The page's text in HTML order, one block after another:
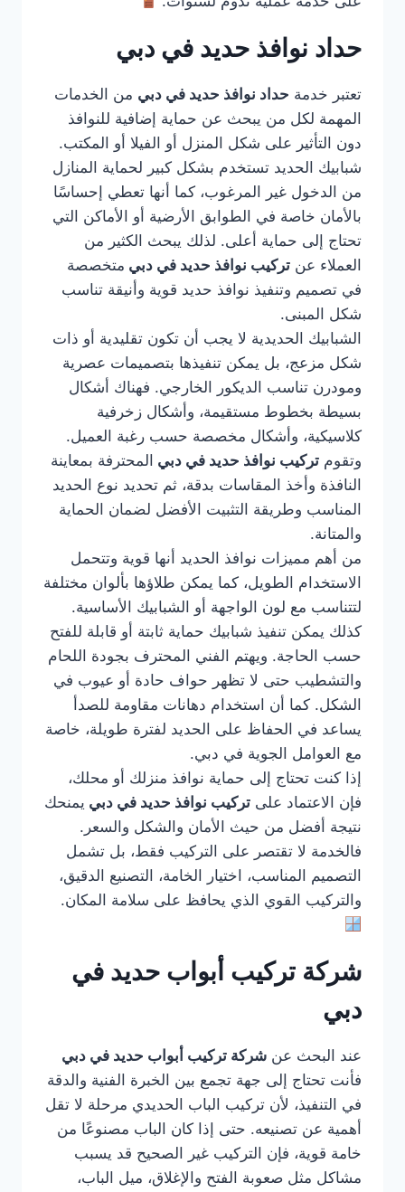
حداد نوافذ حديد في دبي
تعتبر خدمة حداد نوافذ حديد في دبي من الخدمات
المهمة لكل من يبحث عن حماية إضافية للنوافذ
دون التأثير على شكل المنزل أو الفيلا أو المكتب.
شبابيك الحديد تستخدم بشكل كبير لحماية المنازل
من الدخول غير المرغوب، كما أنها تعطي إحساسًا
بالأمان خاصة في الطوابق الأرضية أو الأماكن التي
تحتاج إلى حماية أعلى. لذلك يبحث الكثير من
العملاء عن تركيب نوافذ حديد في دبي متخصصة
في تصميم وتنفيذ نوافذ حديد قوية وأنيقة تناسب
شكل المبنى.
الشبابيك الحديدية لا يجب أن تكون تقليدية أو ذات
شكل مزعج، بل يمكن تنفيذها بتصميمات عصرية
ومودرن تناسب الديكور الخارجي. فهناك أشكال
بسيطة بخطوط مستقيمة، وأشكال زخرفية
كلاسيكية، وأشكال مخصصة حسب رغبة العميل.
وتقوم تركيب نوافذ حديد في دبي المحترفة بمعاينة
النافذة وأخذ المقاسات بدقة، ثم تحديد نوع الحديد
المناسب وطريقة التثبيت الأفضل لضمان الحماية
والمتانة.
من أهم مميزات نوافذ الحديد أنها قوية وتتحمل
الاستخدام الطويل، كما يمكن طلاؤها بألوان مختلفة
لتتناسب مع لون الواجهة أو الشبابيك الأساسية.
كذلك يمكن تنفيذ شبابيك حماية ثابتة أو قابلة للفتح
حسب الحاجة. ويهتم الفني المحترف بجودة اللحام
والتشطيب حتى لا تظهر حواف حادة أو عيوب في
الشكل. كما أن استخدام دهانات مقاومة للصدأ
يساعد في الحفاظ على الحديد لفترة طويلة، خاصة
مع العوامل الجوية في دبي.
إذا كنت تحتاج إلى حماية نوافذ منزلك أو محلك،
فإن الاعتماد على تركيب نوافذ حديد في دبي يمنحك
نتيجة أفضل من حيث الأمان والشكل والسعر.
فالخدمة لا تقتصر على التركيب فقط، بل تشمل
التصميم المناسب، اختيار الخامة، التصنيع الدقيق،
والتركيب القوي الذي يحافظ على سلامة المكان.
شركة تركيب أبواب حديد في
دبي
عند البحث عن شركة تركيب أبواب حديد في دبي
فأنت تحتاج إلى جهة تجمع بين الخبرة الفنية والدقة
في التنفيذ، لأن تركيب الباب الحديدي مرحلة لا تقل
أهمية عن تصنيعه. حتى إذا كان الباب مصنوعًا من
خامة قوية، فإن التركيب غير الصحيح قد يسبب
مشاكل مثل صعوبة الفتح والإغلاق، ميل الباب،